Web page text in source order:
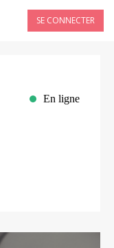
SE CONNECTER
En ligne